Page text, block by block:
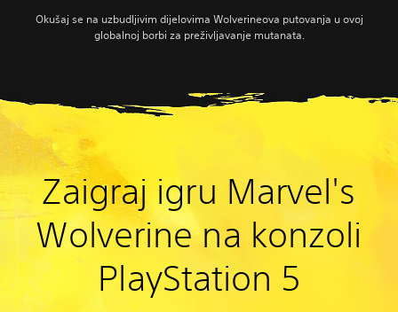
Okušaj se na uzbudljivim dijelovima Wolverineova putovanja u ovoj
globalnoj borbi za preživljavanje mutanata.
Zaigraj igru Marvel's
Wolverine na konzoli
PlayStation 5